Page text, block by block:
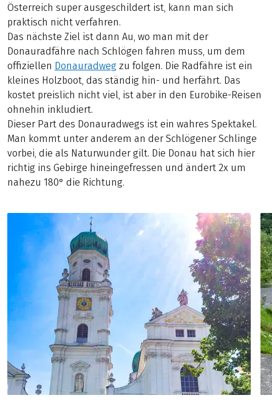
Österreich super ausgeschildert ist, kann man sich
praktisch nicht verfahren.
Das nächste Ziel ist dann Au, wo man mit der
Donauradfähre nach Schlögen fahren muss, um dem
offiziellen Donauradweg zu folgen. Die Radfähre ist ein
kleines Holzboot, das ständig hin- und herfährt. Das
kostet preislich nicht viel, ist aber in den Eurobike-Reisen
ohnehin inkludiert.
Dieser Part des Donauradwegs ist ein wahres Spektakel.
Man kommt unter anderem an der Schlögener Schlinge
vorbei, die als Naturwunder gilt. Die Donau hat sich hier
richtig ins Gebirge hineingefressen und ändert 2x um
nahezu 180° die Richtung.